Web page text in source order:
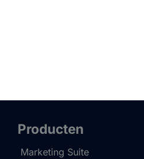
Producten
Marketing Suite